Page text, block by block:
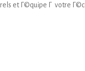
et Г©quipe Г votre